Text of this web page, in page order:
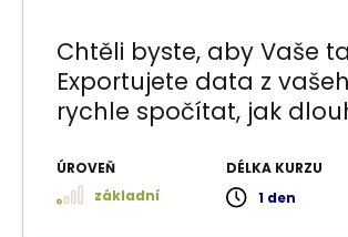
Chtěli byste, aby Vaše
Exportujete data z
rychle spočítat, jak
ÚROVEŇ
základní
DÉLKA KURZU
1 den